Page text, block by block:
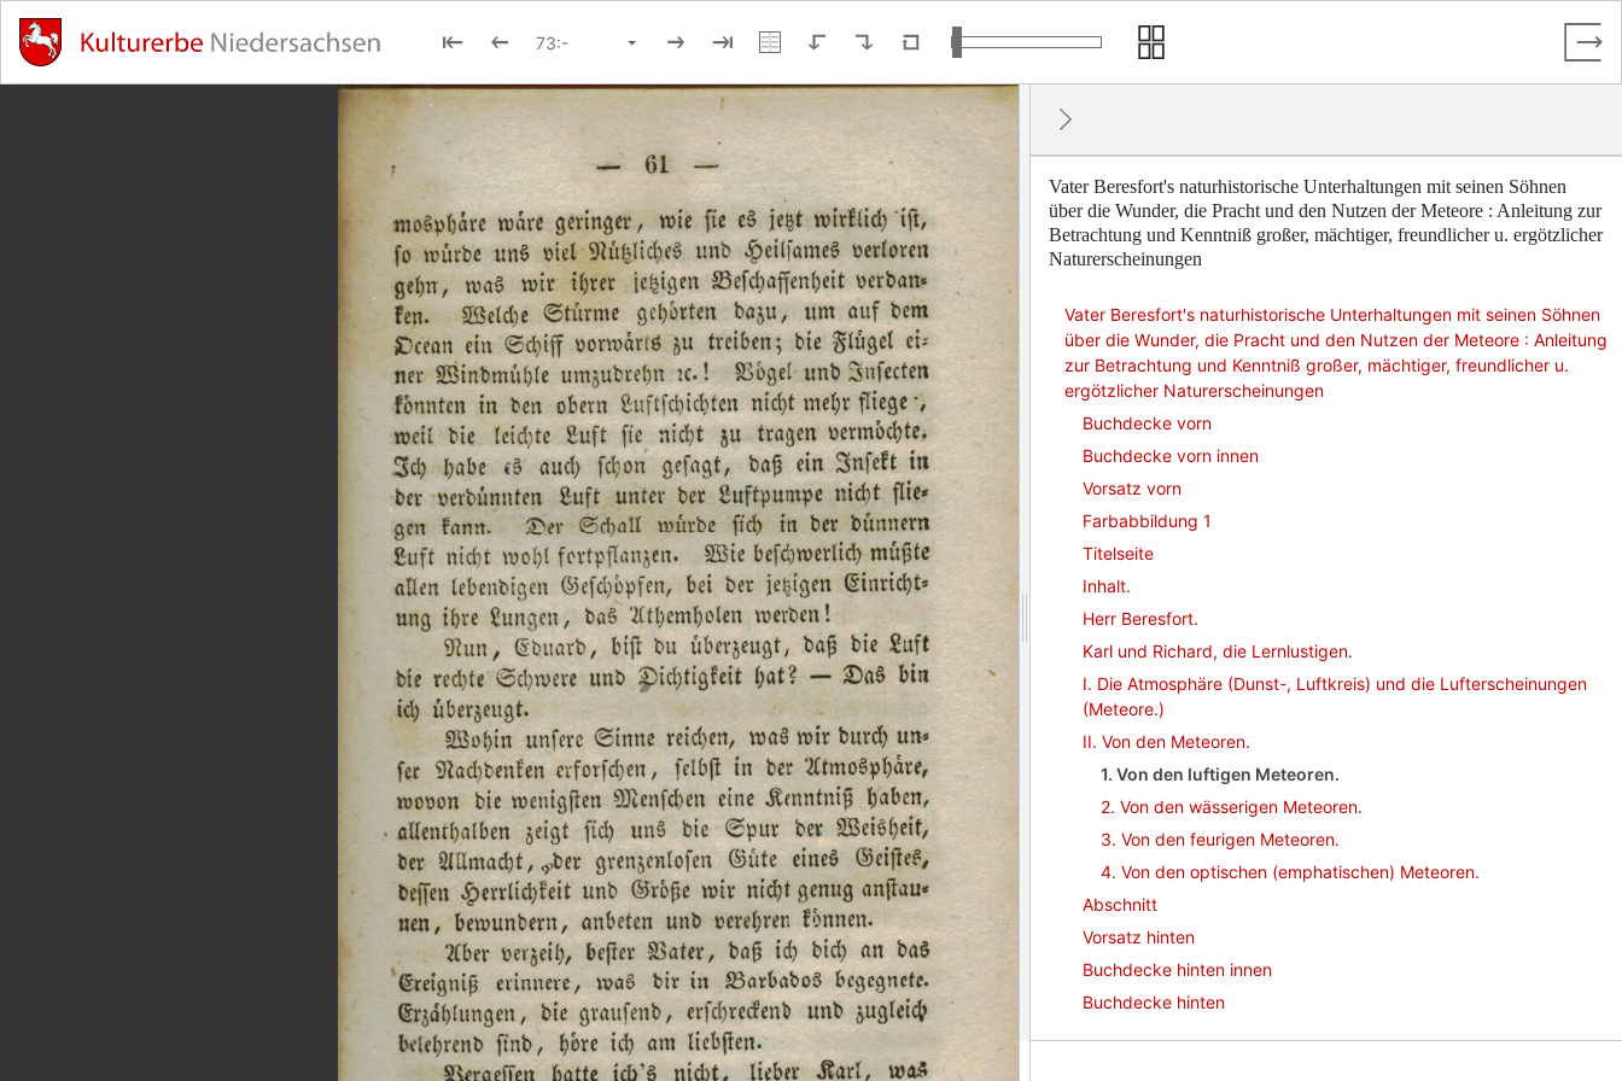
Vater Beresfort's naturhistorische Unterhaltungen mit seinen Söhnen
über die Wunder, die Pracht und den Nutzen der Meteore : Anleitung zur
Betrachtung und Kenntniß großer, mächtiger, freundlicher u. ergötzlicher
Naturerscheinungen
Vater Beresfort's naturhistorische Unterhaltungen mit seinen Söhnen
über die Wunder, die Pracht und den Nutzen der Meteore : Anleitung
zur Betrachtung und Kenntniß großer, mächtiger, freundlicher u.
ergötzlicher Naturerscheinungen
Buchdecke vorn
Buchdecke vorn innen
Vorsatz vorn
Farbabbildung 1
Titelseite
Inhalt.
Herr Beresfort.
Karl und Richard, die Lernlustigen.
I. Die Atmosphäre (Dunst-, Luftkreis) und die Lufterscheinungen
(Meteore.)
II. Von den Meteoren.
1. Von den luftigen Meteoren.
2. Von den wässerigen Meteoren.
3. Von den feurigen Meteoren.
4. Von den optischen (emphatischen) Meteoren.
Abschnitt
Vorsatz hinten
Buchdecke hinten innen
Buchdecke hinten